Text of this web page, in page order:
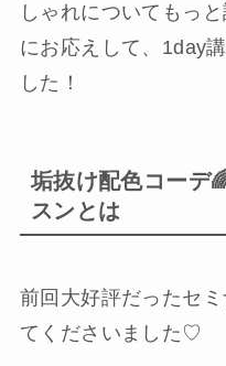
しゃれについてもっ
にお応えして、1day
した！
垢抜け配色コーデ
スンとは
前回大好評だったセ
てくださいました♡